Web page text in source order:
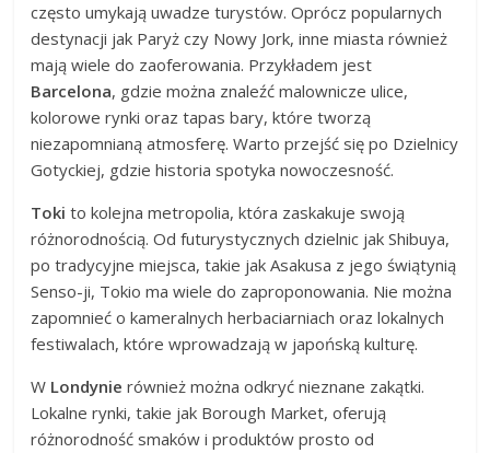
często umykają uwadze turystów. Oprócz popularnych
destynacji jak Paryż czy Nowy Jork, inne miasta również
mają wiele do zaoferowania. Przykładem jest
Barcelona, gdzie można znaleźć malownicze ulice,
kolorowe rynki oraz tapas bary, które tworzą
niezapomnianą atmosferę. Warto przejść się po Dzielnicy
Gotyckiej, gdzie historia spotyka nowoczesność.
Toki to kolejna metropolia, która zaskakuje swoją
różnorodnością. Od futurystycznych dzielnic jak Shibuya,
po tradycyjne miejsca, takie jak Asakusa z jego świątynią
Senso-ji, Tokio ma wiele do zaproponowania. Nie można
zapomnieć o kameralnych herbaciarniach oraz lokalnych
festiwalach, które wprowadzają w japońską kulturę.
W Londynie również można odkryć nieznane zakątki.
Lokalne rynki, takie jak Borough Market, oferują
różnorodność smaków i produktów prosto od